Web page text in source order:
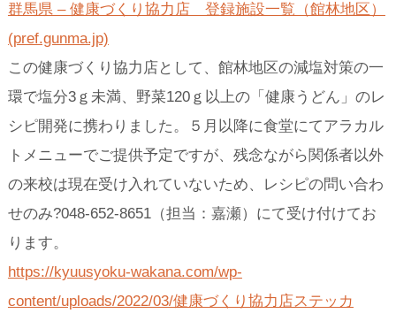
群馬県 – 健康づくり協力店 登録施設一覧（館林地区）
(pref.gunma.jp)
この健康づくり協力店として、館林地区の減塩対策の一
環で塩分3ｇ未満、野菜120ｇ以上の「健康うどん」のレ
シピ開発に携わりました。５月以降に食堂にてアラカル
トメニューでご提供予定ですが、残念ながら関係者以外
の来校は現在受け入れていないため、レシピの問い合わ
せのみ?048-652-8651（担当：嘉瀬）にて受け付けてお
ります。
https://kyuusyoku-wakana.com/wp-
content/uploads/2022/03/健康づくり協力店ステッカ